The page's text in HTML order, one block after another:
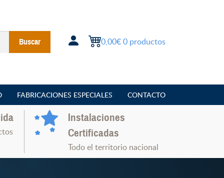
Buscar 0,00€0 productos
FABRICACIONES ESPECIALES CONTACTO
Instalaciones
Certificadas
Todo el territorio nacional